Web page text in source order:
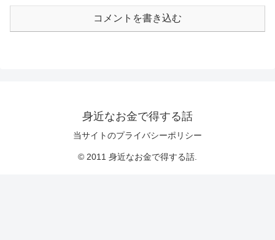
コメントを書き込む
身近なお金で得する話
当サイトのプライバシーポリシー
© 2011 身近なお金で得する話.